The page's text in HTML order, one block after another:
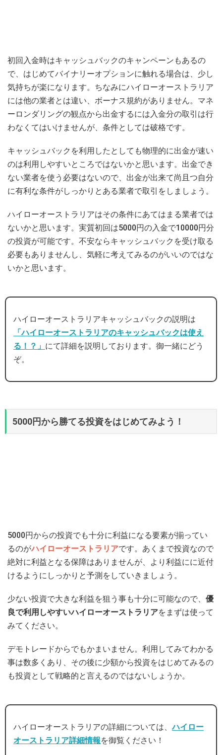
初回入金時はキャッシュバックのキャンペーンもあるの
で、はじめてバイナリーオプションに触れる場合は、少し
気持ちが楽になります。ちなみにハイローオーストラリア
には他の業者とは違い、ボーナス規約がありません。マネ
ーロンダリングの観点から出金するには入金分の取引は行
わなくてはいけませんが、条件としては破格です。
キャッシュバックを利用したとしても物理的に出金が速い
のは利用しやすいところではないかと思います。出金でき
ない業者を使う必要はないので、出金が出来て尚且つ自分
に有利な条件がしっかりとある業者で取引をしましょう。
ハイローオーストラリアはその条件にあてはまる業者では
ないかと思います。実質初回は5000円の入金で10000円分
の投資が可能です。不安ならキャッシュバックを受け取る
必要もありませんし、気軽に考えてみるのがいいのではな
いかと思います。
ハイローオーストラリアキャッシュバックの説明は
「ハイローオーストラリアのキャッシュバックは使え
る！？」 にて詳細を説明しております。御一緒にどう
ぞ。
5000円から勝てる投資をはじめてみよう！
5000円からの投資でも十分に利益になる要素が揃ってい
るのがハイローオーストラリアです。あくまで投資なので
絶対に利益となる保障はありませんが、より利益にに近付
けるようにしっかりと予測をしていきましょう。
少ない投資で大きな利益を狙う事も十分に可能なので、 優
良で利用しやすいハイローオーストラリアをまずは使って
みてください。
デモトレードからでもかまいません。利用してみてわかる
事は数多くあり、その後に少額から投資をはじめてみるの
も投資として戦略的と言えるのではないしょうか。
ハイローオーストラリアの詳細については、ハイロー
オーストラリア詳細情報を御覧ください！